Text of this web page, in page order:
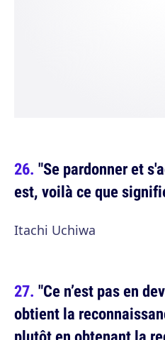
"Se pardonner et
est, voilà ce que
Itachi Uchiwa
"Ce n’est pas en
obtient la